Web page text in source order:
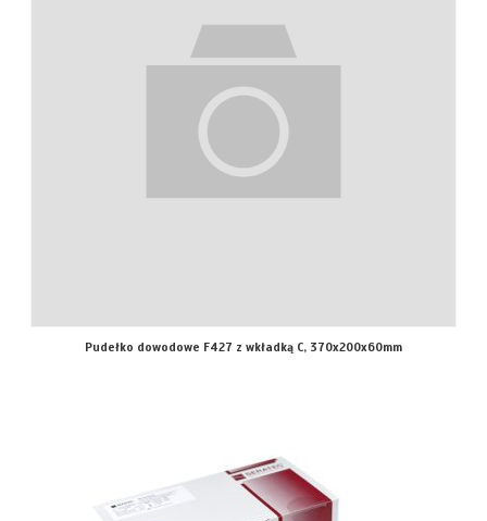
Pudełko dowodowe F427 z wkładką C, 370x200x60mm